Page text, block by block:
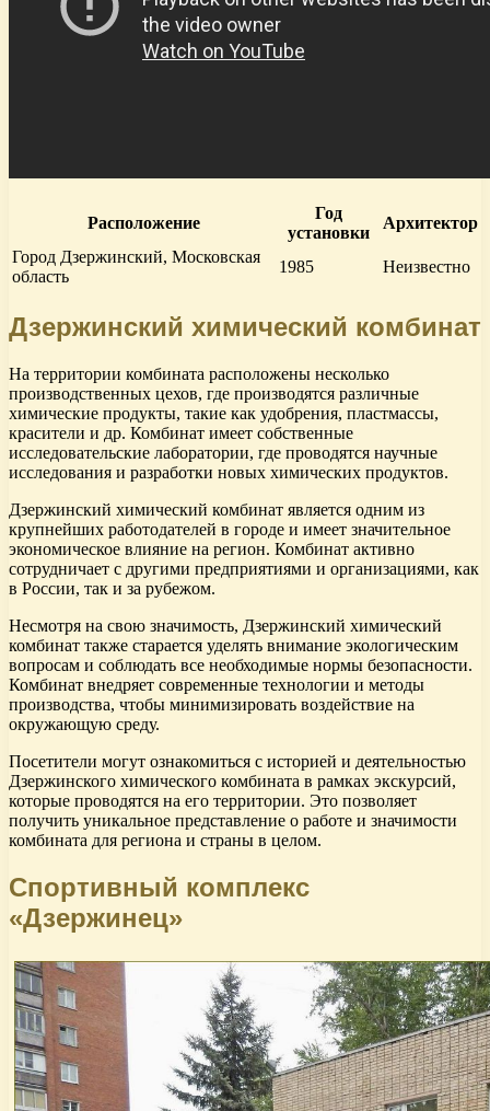
Расположение
Год
установки
Архитектор
Город Дзержинский, Московская
область
1985 Неизвестно
Дзержинский химический комбинат
На территории комбината расположены несколько
производственных цехов, где производятся различные
химические продукты, такие как удобрения, пластмассы,
красители и др. Комбинат имеет собственные
исследовательские лаборатории, где проводятся научные
исследования и разработки новых химических продуктов.
Дзержинский химический комбинат является одним из
крупнейших работодателей в городе и имеет значительное
экономическое влияние на регион. Комбинат активно
сотрудничает с другими предприятиями и организациями, как
в России, так и за рубежом.
Несмотря на свою значимость, Дзержинский химический
комбинат также старается уделять внимание экологическим
вопросам и соблюдать все необходимые нормы безопасности.
Комбинат внедряет современные технологии и методы
производства, чтобы минимизировать воздействие на
окружающую среду.
Посетители могут ознакомиться с историей и деятельностью
Дзержинского химического комбината в рамках экскурсий,
которые проводятся на его территории. Это позволяет
получить уникальное представление о работе и значимости
комбината для региона и страны в целом.
Спортивный комплекс
«Дзержинец»